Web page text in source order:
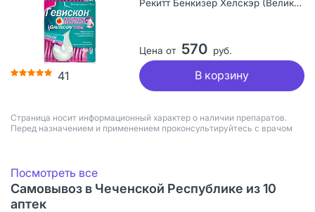
41
Рекитт Бенкизер Хелскэр (Великобритания) Лимитед, Великобритания
Цена от 570 руб.
В корзину
Страница носит информационный характер о наличии препаратов.
Перед назначением и применением проконсультируйтесь с врачом
Посмотреть все
Самовывоз в Чеченской Республике из 10
аптек